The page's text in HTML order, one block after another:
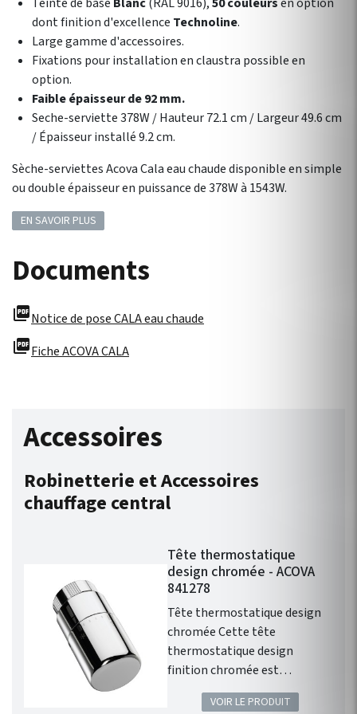
dont finition d'excellence Technoline.
Large gamme d'accessoires.
Fixations pour installation en claustra possible en
option.
Faible épaisseur de 92 mm.
Seche-serviette 378W / Hauteur 72.1 cm / Largeur 49.6 cm
/ Épaisseur installé 9.2 cm.
Sèche-serviettes Acova Cala eau chaude disponible en simple
ou double épaisseur en puissance de 378W à 1543W.
EN SAVOIR PLUS
Documents
picture_as_pdfNotice de pose CALA eau chaude
picture_as_pdfFiche ACOVA CALA
Accessoires
Robinetterie et Accessoires
chauffage central
Tête thermostatique
design chromée - ACOVA
841278
Tête thermostatique design
chromée Cette tête
thermostatique design
finition chromée est
compatible avec l'ensemble
de la gamme de chauffage
VOIR LE PRODUIT